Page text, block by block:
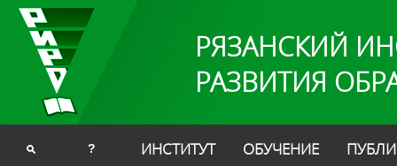
РЯЗАНСКИЙ
РАЗВИТИЯ
? ИНСТИТУТ ОБУЧЕНИЕ